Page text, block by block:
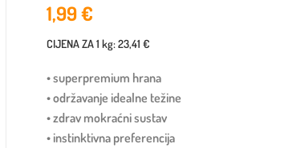
1,99€
CIJENA ZA1 kg:23,41 €
• superpremium hrana
• održavanje idealne težine
• zdrav mokraćni sustav
• instinktivna preferencija